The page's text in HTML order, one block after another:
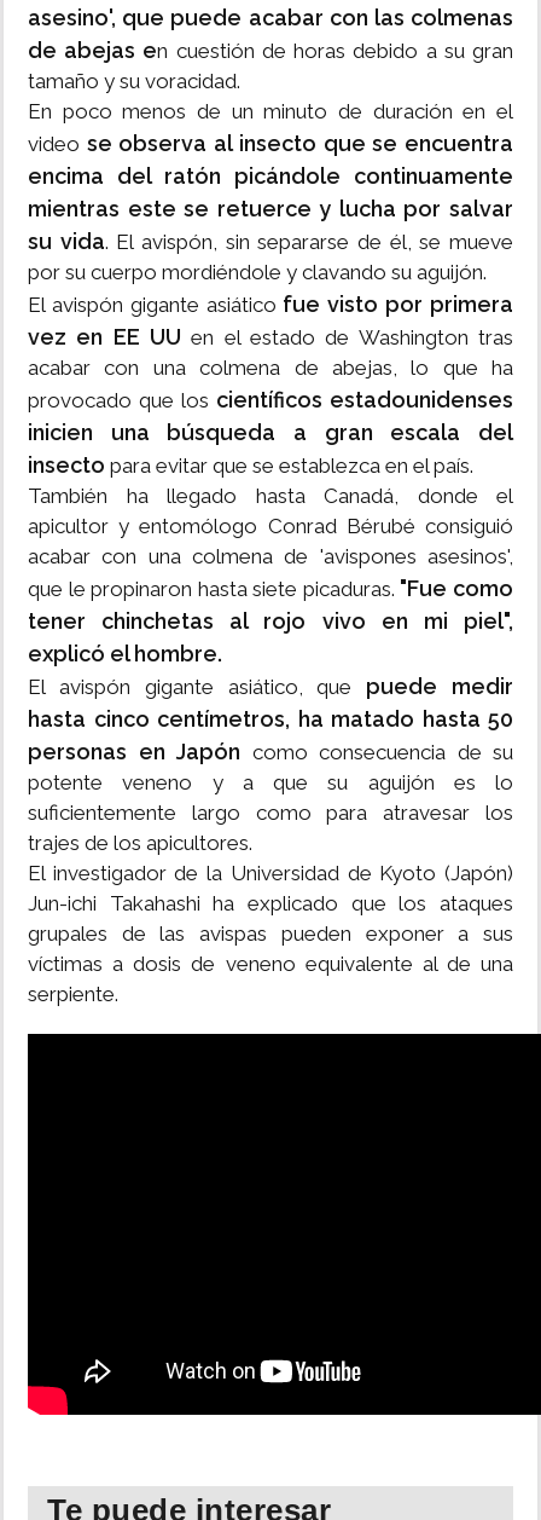
asesino', que puede acabar con las colmenas
de abejas en cuestión de horas debido a su gran
tamaño y su voracidad.
En poco menos de un minuto de duración en el
video se observa al insecto que se encuentra
encima del ratón picándole continuamente
mientras este se retuerce y lucha por salvar
su vida. El avispón, sin separarse de él, se mueve
por su cuerpo mordiéndole y clavando su aguijón.
El avispón gigante asiático fue visto por primera
vez en EE UU en el estado de Washington tras
acabar con una colmena de abejas, lo que ha
provocado que los científicos estadounidenses
inicien una búsqueda a gran escala del
insecto para evitar que se establezca en el país.
También ha llegado hasta Canadá, donde el
apicultor y entomólogo Conrad Bérubé consiguió
acabar con una colmena de 'avispones asesinos',
que le propinaron hasta siete picaduras. "Fue como
tener chinchetas al rojo vivo en mi piel",
explicó el hombre.
El avispón gigante asiático, que puede medir
hasta cinco centímetros, ha matado hasta 50
personas en Japón como consecuencia de su
potente veneno y a que su aguijón es lo
suficientemente largo como para atravesar los
trajes de los apicultores.
El investigador de la Universidad de Kyoto (Japón)
Jun-ichi Takahashi ha explicado que los ataques
grupales de las avispas pueden exponer a sus
víctimas a dosis de veneno equivalente al de una
serpiente.
Te puede interesar